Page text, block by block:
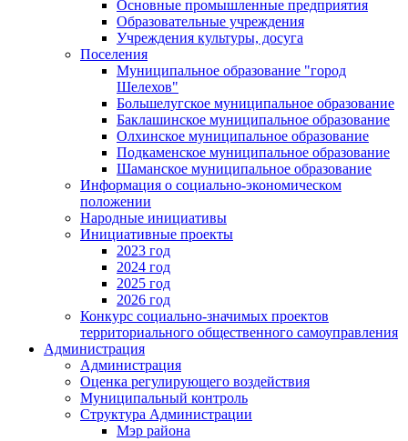
Основные промышленные предприятия
Образовательные учреждения
Учреждения культуры, досуга
Поселения
Муниципальное образование "город
Шелехов"
Большелугское муниципальное образование
Баклашинское муниципальное образование
Олхинское муниципальное образование
Подкаменское муниципальное образование
Шаманское муниципальное образование
Информация о социально-экономическом
положении
Народные инициативы
Инициативные проекты
2023 год
2024 год
2025 год
2026 год
Конкурс социально-значимых проектов
территориального общественного самоуправления
Администрация
Администрация
Оценка регулирующего воздействия
Муниципальный контроль
Структура Администрации
Мэр района